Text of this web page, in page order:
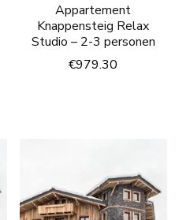
Appartement
Knappensteig Relax
Studio – 2-3 personen
€979.30